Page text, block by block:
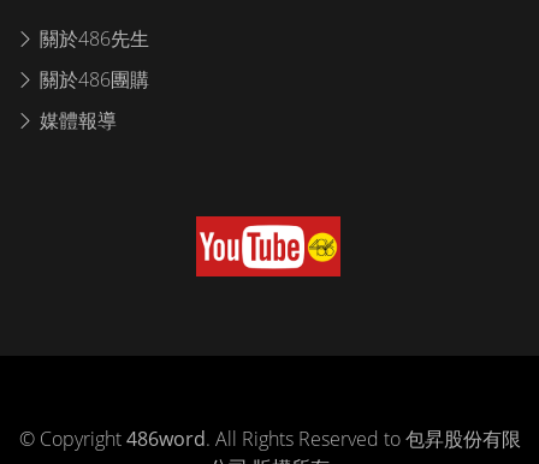
關於486先生
關於486團購
媒體報導
© Copyright486word. All Rights Reserved to 包昇股份有限